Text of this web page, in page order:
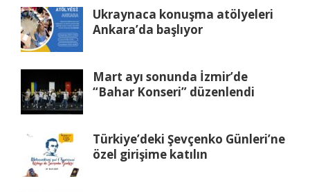
Ukraynaca konuşma atölyeleri
Ankara’da başlıyor
Mart ayı sonunda İzmir’de
“Bahar Konseri” düzenlendi
Türkiye’deki Şevçenko Günleri’ne
özel girişime katılın